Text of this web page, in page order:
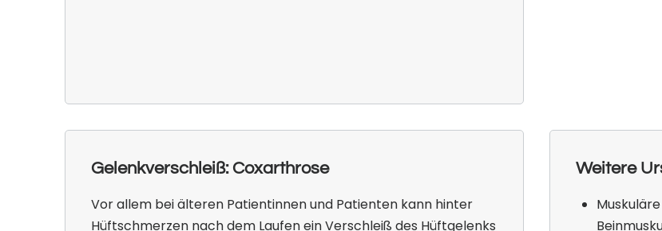
Gelenkverschleiß: Coxarthrose
Vor allem bei älteren Patientinnen und Patienten kann hinter
Hüftschmerzen nach dem Laufen ein Verschleiß des Hüftgelenks
Weitere